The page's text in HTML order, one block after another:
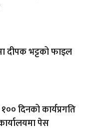
दीपक भट्टको फाइल
१०० दिनको कार्यप्रगति
पेस